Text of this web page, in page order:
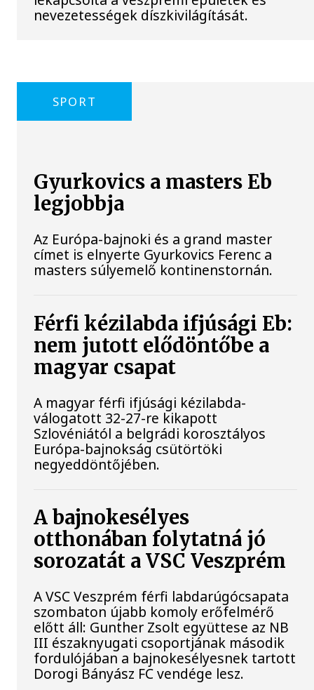
nevezetességek díszkivilágítását.
SPORT
Gyurkovics a masters Eb
legjobbja
Az Európa-bajnoki és a grand master
címet is elnyerte Gyurkovics Ferenc a
masters súlyemelő kontinenstornán.
Férfi kézilabda ifjúsági Eb:
nem jutott elődöntőbe a
magyar csapat
A magyar férfi ifjúsági kézilabda-
válogatott 32-27-re kikapott
Szlovéniától a belgrádi korosztályos
Európa-bajnokság csütörtöki
negyeddöntőjében.
A bajnokesélyes
otthonában folytatná jó
sorozatát a VSC Veszprém
A VSC Veszprém férfi labdarúgócsapata
szombaton újabb komoly erőfelmérő
előtt áll: Gunther Zsolt együttese az NB
III északnyugati csoportjának második
fordulójában a bajnokesélyesnek tartott
Dorogi Bányász FC vendége lesz.